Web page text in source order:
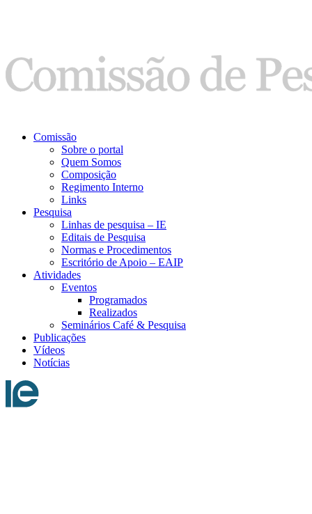
Comissão
Sobre o portal
Quem Somos
Composição
Regimento Interno
Links
Pesquisa
Linhas de pesquisa – IE
Editais de Pesquisa
Normas e Procedimentos
Escritório de Apoio – EAIP
Atividades
Eventos
Programados
Realizados
Seminários Café & Pesquisa
Publicações
Vídeos
Notícias